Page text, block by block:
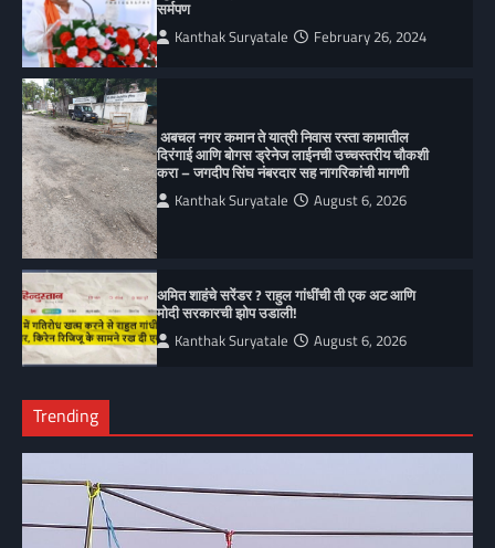
सर्मपण
Kanthak Suryatale February 26, 2024
अबचल नगर कमान ते यात्री निवास रस्ता कामातील
दिरंगाई आणि बोगस ड्रेनेज लाईनची उच्चस्तरीय चौकशी
करा – जगदीप सिंघ नंबरदार सह नागरिकांची मागणी
Kanthak Suryatale August 6, 2026
अमित शाहंचे सरेंडर ? राहुल गांधींची ती एक अट आणि
मोदी सरकारची झोप उडाली!
Kanthak Suryatale August 6, 2026
Trending